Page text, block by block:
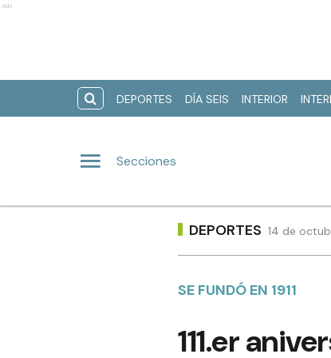
Ads
DEPORTES DÍA SEIS INTERIOR
Secciones
DEPORTES 14 de
SE FUNDÓ EN 1911
111.er